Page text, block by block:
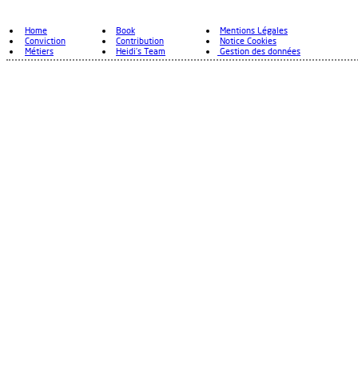
Home
Conviction
Métiers
Book
Contribution
Heidi's Team
Mentions Légales
Notice Cookies
Gestion des données